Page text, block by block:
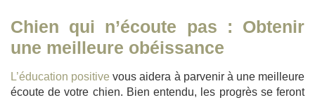
Chien qui n’écoute pas : Obtenir
une meilleure obéissance
L’éducation positive vous aidera à parvenir à une meilleure
écoute de votre chien. Bien entendu, les progrès se feront